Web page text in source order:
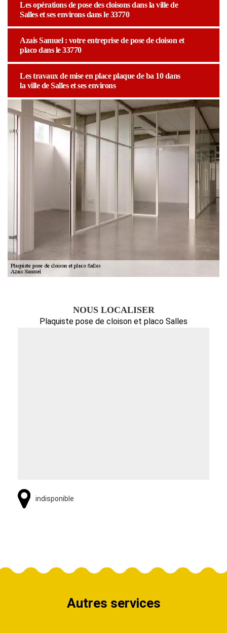
Les opérations de pose des cloisons dans la ville de
Salles et ses environs dans le 33770
Azais Samuel : votre entreprise de pose de cloison et
placo dans le 33770
Les travaux de mise en place plaque de ba 10 dans
la ville de Salles et ses environs
NOUS LOCALISER
Plaquiste pose de cloison et placo Salles
indisponible
Autres services